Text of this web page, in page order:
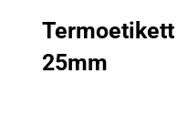
25mm